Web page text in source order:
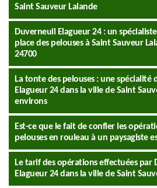
Saint Sauveur Lalande
Duverneuil Elagueur 24 : un
place des pelouses à Saint Sauveur
24700
La tonte des pelouses : une spécialité
Elagueur 24 dans la ville de Saint
environs
Est-ce que le fait de confier les
pelouses en rouleau à un paysagiste
Le tarif des opérations effectuées par
Elagueur 24 dans la ville de Saint